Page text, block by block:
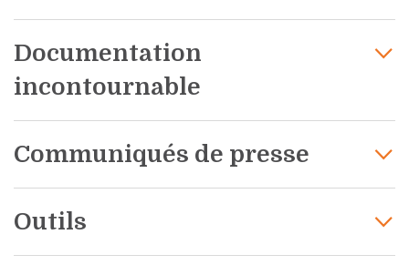
Documentation
incontournable
Communiqués de presse
Outils